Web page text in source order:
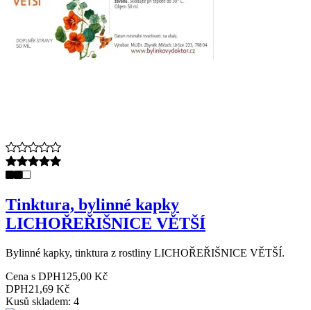
Tinktura, bylinné kapky
LICHOŘEŘIŠNICE VĚTŠÍ
Bylinné kapky, tinktura z rostliny LICHOŘEŘIŠNICE VĚTŠÍ.
Cena s DPH125,00 Kč
DPH21,69 Kč
Kusů skladem: 4